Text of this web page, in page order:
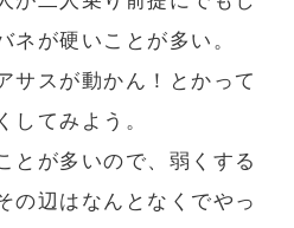
ネが硬いことが多い。
サスが動かん！とかって
してみよう。
とが多いので、弱くする
の辺はなんとなくでやっ